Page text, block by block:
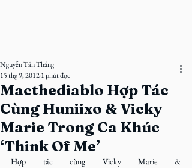
Macthediablo Hợp Tác
Cùng Huniixo & Vicky
Marie Trong Ca Khúc
‘Think Of Me’
Nguyễn Tấn Thắng
15 thg 9, 20121 phút đọc
Hợp tác cùng Vicky Marie &